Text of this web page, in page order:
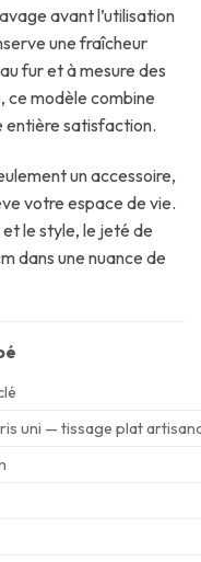
avant l’utilisation
une fraîcheur
fur et à mesure des
ce modèle combine
satisfaction.
un accessoire,
votre espace de vie.
et le style, le jeté de
dans une nuance de
uni — tissage plat